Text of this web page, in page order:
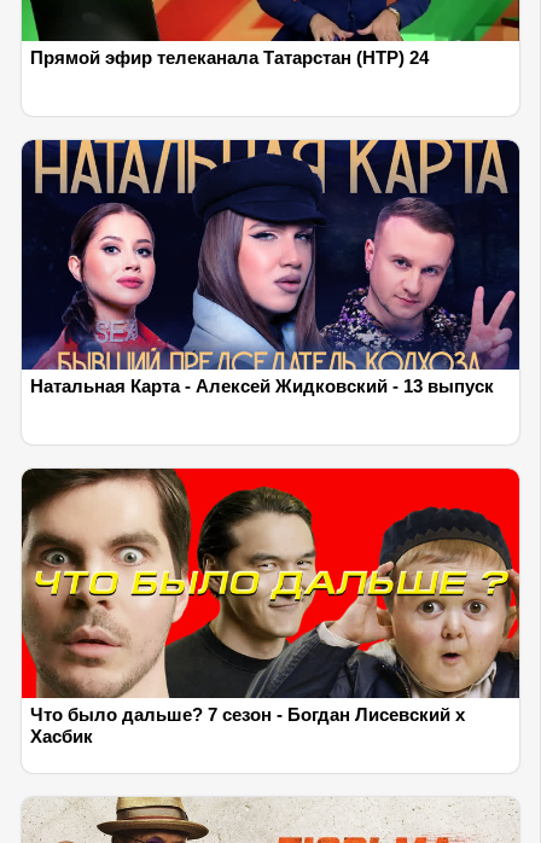
Прямой эфир телеканала Татарстан (НТР) 24
Натальная Карта - Алексей Жидковский - 13 выпуск
Что было дальше? 7 сезон - Богдан Лисевский х
Хасбик